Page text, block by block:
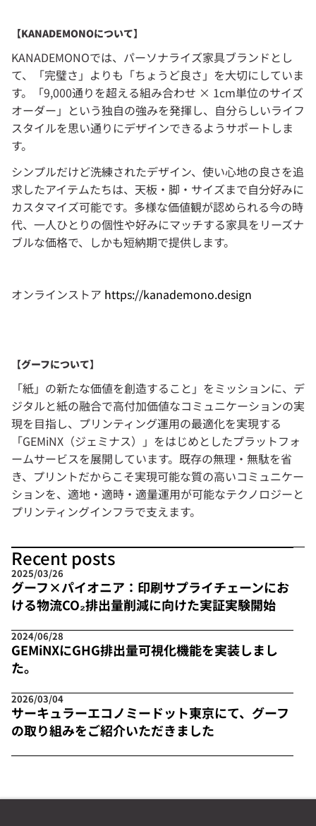
【KANADEMONOについて】
KANADEMONOでは、パーソナライズ家具ブランドとし
て、「完璧さ」よりも「ちょうど良さ」を大切にしていま
す。「9,000通りを超える組み合わせ × 1cm単位のサイズ
オーダー」という独自の強みを発揮し、自分らしいライフ
スタイルを思い通りにデザインできるようサポートしま
す。
シンプルだけど洗練されたデザイン、使い心地の良さを追
求したアイテムたちは、天板・脚・サイズまで自分好みに
カスタマイズ可能です。多様な価値観が認められる今の時
代、一人ひとりの個性や好みにマッチする家具をリーズナ
ブルな価格で、しかも短納期で提供します。
オンラインストア https://kanademono.design
【グーフについて】
「紙」の新たな価値を創造すること」をミッションに、デ
ジタルと紙の融合で高付加価値なコミュニケーションの実
現を目指し、プリンティング運用の最適化を実現する
「GEMiNX（ジェミナス）」をはじめとしたプラットフォ
ームサービスを展開しています。既存の無理・無駄を省
き、プリントだからこそ実現可能な質の高いコミュニケー
ションを、適地・適時・適量運用が可能なテクノロジーと
プリンティングインフラで支えます。
Recent posts
グーフ×パイオニア：印刷サプライチェーンにお
ける物流CO₂排出量削減に向けた実証実験開始
2025/03/26
GEMiNXにGHG排出量可視化機能を実装しまし
た。
2024/06/28
サーキュラーエコノミードット東京にて、グーフ
の取り組みをご紹介いただきました
2026/03/04